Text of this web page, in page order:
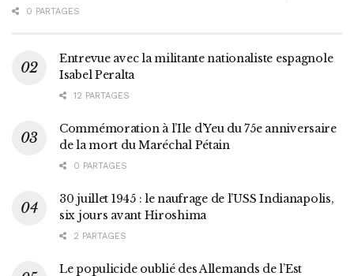
0 PARTAGES
Entrevue avec la militante nationaliste espagnole
Isabel Peralta
12 PARTAGES
Commémoration à l’Ile d’Yeu du 75e anniversaire
de la mort du Maréchal Pétain
0 PARTAGES
30 juillet 1945 : le naufrage de l’USS Indianapolis,
six jours avant Hiroshima
2 PARTAGES
Le populicide oublié des Allemands de l’Est